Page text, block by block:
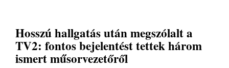
Hosszú hallgatás után megszólalt a
TV2: fontos bejelentést tettek három
ismert műsorvezetőről